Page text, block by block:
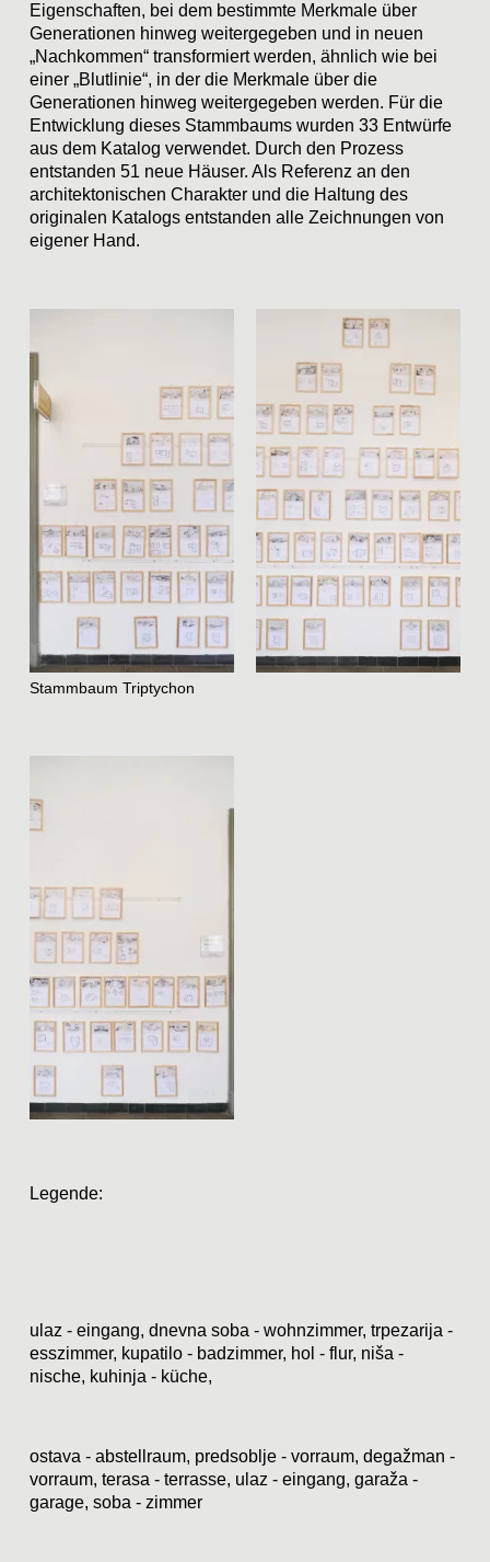
Eigenschaften, bei dem bestimmte Merkmale über
Generationen hinweg weitergegeben und in neuen
„Nachkommen“ transformiert werden, ähnlich wie bei
einer „Blutlinie“, in der die Merkmale über die
Generationen hinweg weitergegeben werden. Für die
Entwicklung dieses Stammbaums wurden 33 Entwürfe
aus dem Katalog verwendet. Durch den Prozess
entstanden 51 neue Häuser. Als Referenz an den
architektonischen Charakter und die Haltung des
originalen Katalogs entstanden alle Zeichnungen von
eigener Hand.
Stammbaum Triptychon
Legende:
ulaz - eingang, dnevna soba - wohnzimmer, trpezarija -
esszimmer, kupatilo - badzimmer, hol - flur, niša -
nische, kuhinja - küche,
ostava - abstellraum, predsoblje - vorraum, degažman -
vorraum, terasa - terrasse, ulaz - eingang, garaža -
garage, soba - zimmer